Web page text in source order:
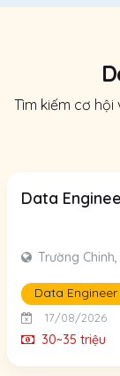
Tìm kiếm cơ
Data
Trường
Data Engineer
17/08/2026
30~35 triệu